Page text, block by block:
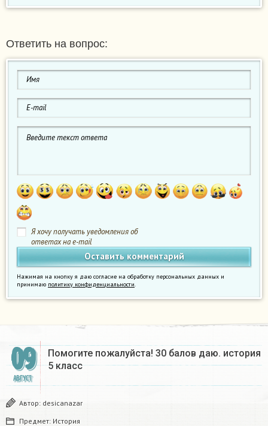
Ответить на вопрос:
Я хочу получать уведомления об
ответах на e-mail
Нажимая на кнопку я даю согласие на обработку персональных данных и
принимаю политику конфиденциальности.
09
АВГУСТ
Помогите пожалуйста! 30 балов даю. история
5 класс
Автор: desicanazar
Предмет: История